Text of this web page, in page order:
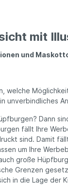
mit
und
unverbindliches
Dann
fällt Ihre
sind. Damit
um Ihre
große
Grenzen
in die Lage der